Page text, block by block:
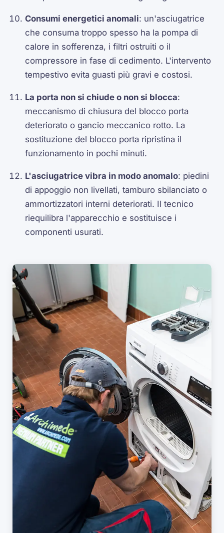
Consumi energetici anomali: un'asciugatrice
che consuma troppo spesso ha la pompa di
calore in sofferenza, i filtri ostruiti o il
compressore in fase di cedimento. L'intervento
tempestivo evita guasti più gravi e costosi.
La porta non si chiude o non si blocca:
meccanismo di chiusura del blocco porta
deteriorato o gancio meccanico rotto. La
sostituzione del blocco porta ripristina il
funzionamento in pochi minuti.
L'asciugatrice vibra in modo anomalo: piedini
di appoggio non livellati, tamburo sbilanciato o
ammortizzatori interni deteriorati. Il tecnico
riequilibra l'apparecchio e sostituisce i
componenti usurati.